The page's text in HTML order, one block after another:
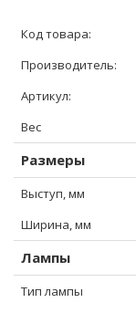
Код товара:
Производитель:
Артикул:
Вес
Размеры
Выступ, мм
Ширина, мм
Лампы
Тип лампы